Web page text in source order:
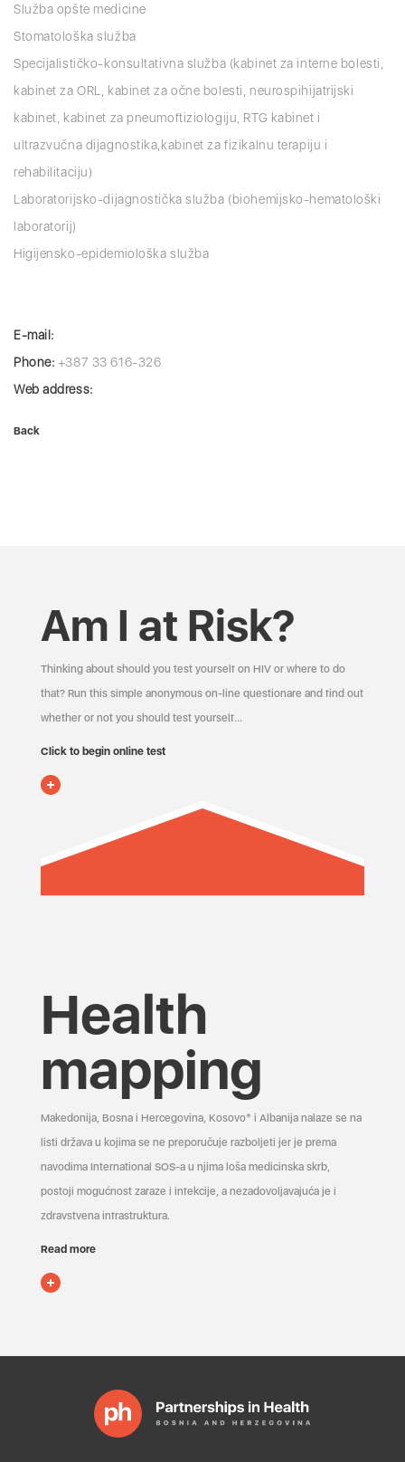
Služba opšte medicine
Stomatološka služba
Specijalističko-konsultativna služba (kabinet za interne bolesti,
kabinet za ORL, kabinet za očne bolesti, neurospihijatrijski
kabinet, kabinet za pneumoftiziologiju, RTG kabinet i
ultrazvučna dijagnostika,kabinet za fizikalnu terapiju i
rehabilitaciju)
Laboratorijsko-dijagnostička služba (biohemijsko-hematološki
laboratorij)
Higijensko-epidemiološka služba
E-mail:
Phone: +387 33 616-326
Web address:
Back
Am I at Risk?
Thinking about should you test yourself on HIV or where to do
that? Run this simple anonymous on-line questionare and find out
whether or not you should test yourself…
Click to begin online test
Health
mapping
Makedonija, Bosna i Hercegovina, Kosovo* i Albanija nalaze se na
listi država u kojima se ne preporučuje razboljeti jer je prema
navodima International SOS-a u njima loša medicinska skrb,
postoji mogućnost zaraze i infekcije, a nezadovoljavajuća je i
zdravstvena infrastruktura.
Read more